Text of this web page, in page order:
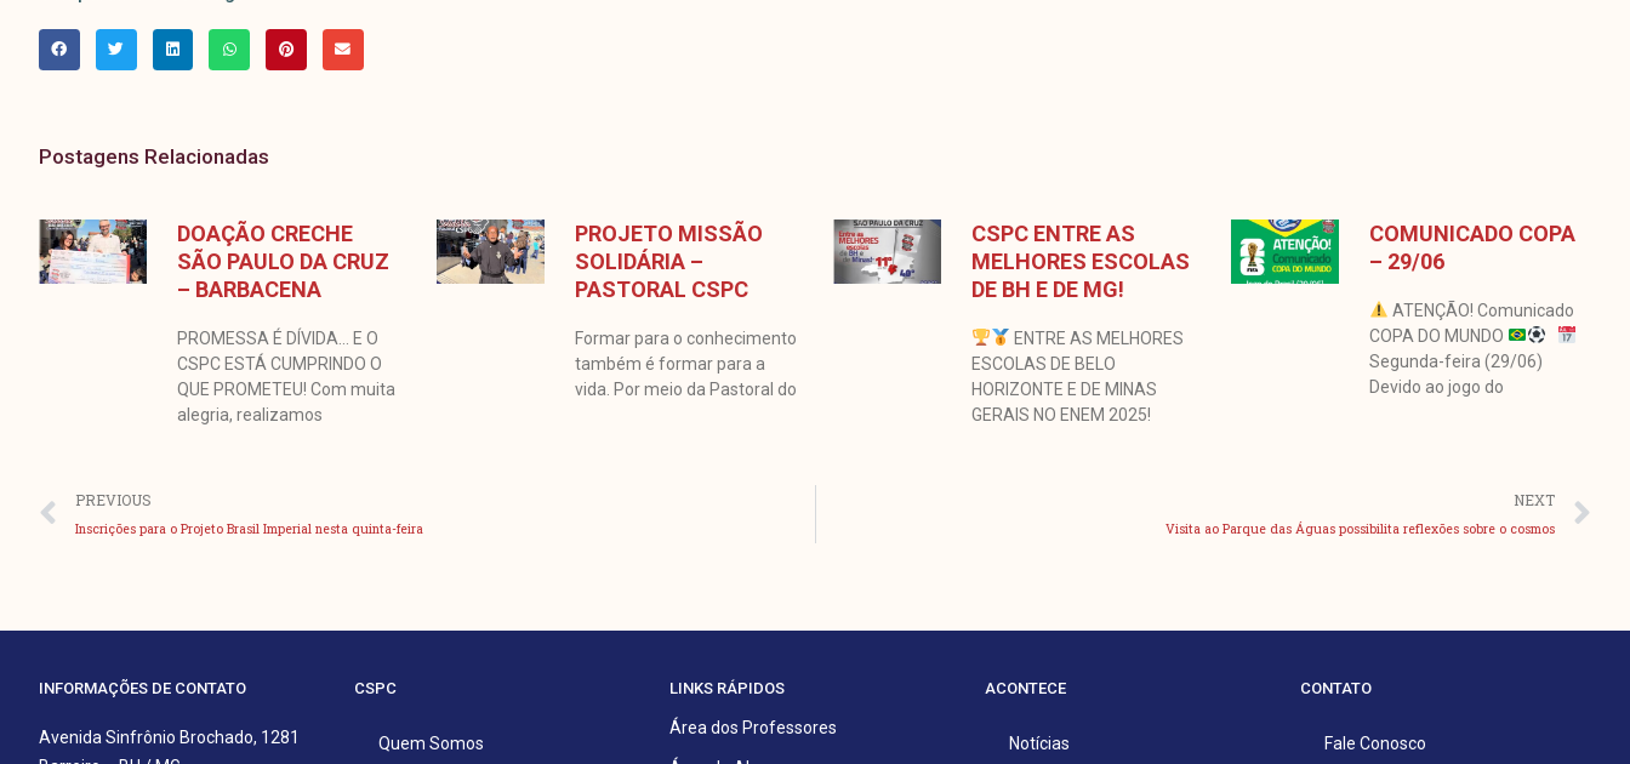
Postagens Relacionadas
DOAÇÃO CRECHE
SÃO PAULO DA CRUZ
– BARBACENA
PROMESSA É DÍVIDA… E O
CSPC ESTÁ CUMPRINDO O
QUE PROMETEU! Com muita
alegria, realizamos
PROJETO MISSÃO
SOLIDÁRIA –
PASTORAL CSPC
Formar para o conhecimento
também é formar para a
vida. Por meio da Pastoral do
CSPC ENTRE AS
MELHORES ESCOLAS
DE BH E DE MG!
ENTRE AS MELHORES
ESCOLAS DE BELO
HORIZONTE E DE MINAS
GERAIS NO ENEM 2025!
COMUNICADO COPA
– 29/06
ATENÇÃO! Comunicado
COPA DO MUNDO
Segunda-feira (29/06)
Devido ao jogo do
Anterior
PREVIOUS
Inscrições para o Projeto Brasil Imperial nesta quinta-feira
NEXT
Visita ao Parque das Águas possibilita reflexões sobre o cosmos
INFORMAÇÕES DE CONTATO
Avenida Sinfrônio Brochado, 1281
CSPC
Quem Somos
LINKS RÁPIDOS
Área dos Professores
ACONTECE
Notícias
CONTATO
Fale Conosco